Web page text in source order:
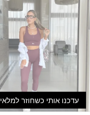
עדכנו אותי כשחוזר למלאי